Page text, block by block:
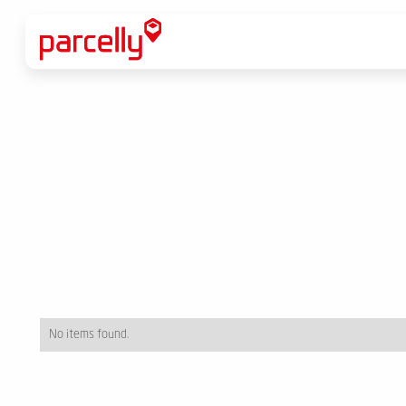
No items found.